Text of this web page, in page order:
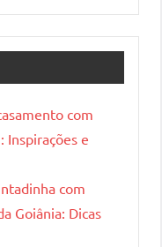
com
Inspirações e
com
Goiânia: Dicas